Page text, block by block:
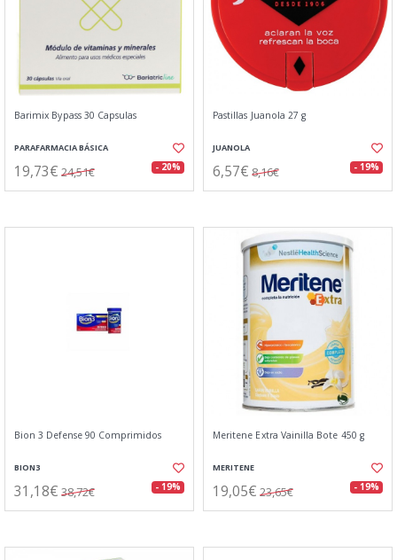
Barimix Bypass 30 Capsulas
PARAFARMACIA BÁSICA
19,73€ 24,51€ - 20%
Pastillas Juanola 27 g
JUANOLA
6,57€ 8,16€ - 19%
Bion 3 Defense 90 Comprimidos
BION3
31,18€ 38,72€ - 19%
Meritene Extra Vainilla Bote 450 g
MERITENE
19,05€ 23,65€ - 19%